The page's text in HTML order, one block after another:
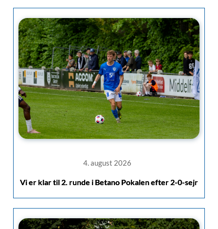
4. august 2026
Vi er klar til 2. runde i Betano Pokalen efter 2-0-sejr